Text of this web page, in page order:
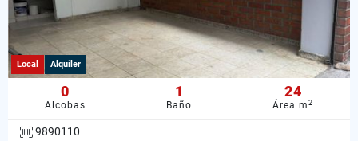
Local Alquiler
0
Alcobas
1
Baño
24
Área m2
9890110